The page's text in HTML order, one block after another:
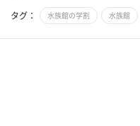
タグ： 水族館の学割 水族館